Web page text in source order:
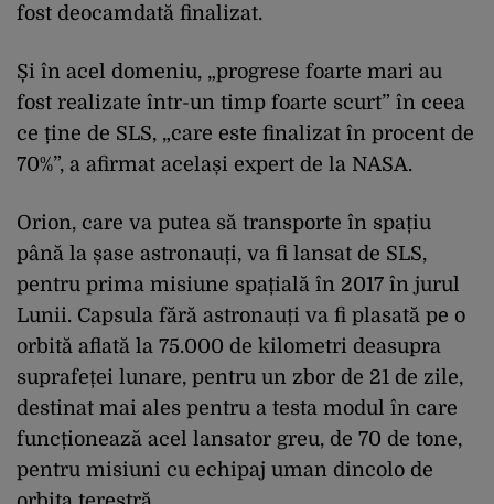
fost deocamdată finalizat.
Și în acel domeniu, „progrese foarte mari au
fost realizate într-un timp foarte scurt” în ceea
ce ține de SLS, „care este finalizat în procent de
70%”, a afirmat același expert de la NASA.
Orion, care va putea să transporte în spațiu
până la șase astronauți, va fi lansat de SLS,
pentru prima misiune spațială în 2017 în jurul
Lunii. Capsula fără astronauți va fi plasată pe o
orbită aflată la 75.000 de kilometri deasupra
suprafeței lunare, pentru un zbor de 21 de zile,
destinat mai ales pentru a testa modul în care
funcționează acel lansator greu, de 70 de tone,
pentru misiuni cu echipaj uman dincolo de